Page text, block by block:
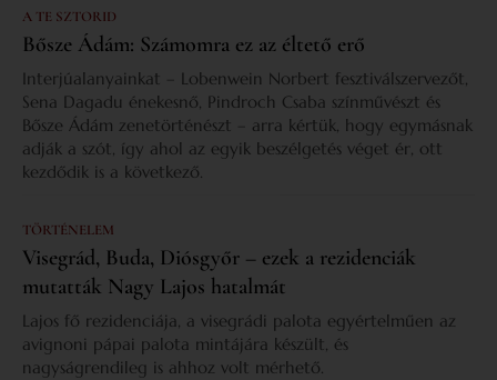
A TE SZTORID
Bősze Ádám: Számomra ez az éltető erő
Interjúalanyainkat – Lobenwein Norbert fesztiválszervezőt,
Sena Dagadu énekesnő, Pindroch Csaba színművészt és
Bősze Ádám zenetörténészt – arra kértük, hogy egymásnak
adják a szót, így ahol az egyik beszélgetés véget ér, ott
kezdődik is a következő.
TÖRTÉNELEM
Visegrád, Buda, Diósgyőr – ezek a rezidenciák
mutatták Nagy Lajos hatalmát
Lajos fő rezidenciája, a visegrádi palota egyértelműen az
avignoni pápai palota mintájára készült, és
nagyságrendileg is ahhoz volt mérhető.